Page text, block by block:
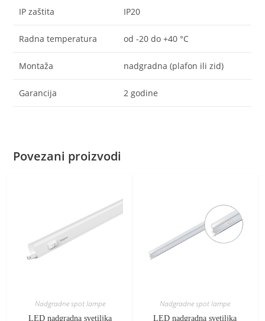
IP zaštita IP20
Radna temperatura od -20 do +40 °C
Montaža nadgradna (plafon ili zid)
Garancija 2 godine
Povezani proizvodi
Nadgradne spot lampe
LED nadgradna svetiljka
Nadgradne spot lampe
LED nadgradna svetiljka